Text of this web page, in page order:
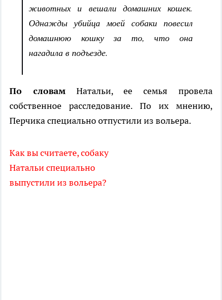
животных и вешали домашних кошек.
Однажды убийца моей собаки повесил
домашнюю кошку за то, что она
нагадила в подъезде.
По словамНатальи, ее семья провела
собственное расследование. По их мнению,
Перчика специально отпустили из вольера.
Как вы считаете, собаку
Натальи специально
выпустили из вольера?